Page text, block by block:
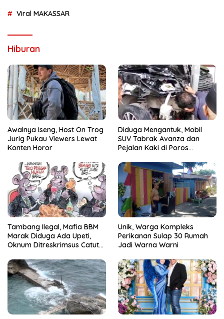
Viral MAKASSAR
Hiburan
Awalnya Iseng, Host On Trog
Jurig Pukau Viewers Lewat
Konten Horor
Diduga Mengantuk, Mobil
SUV Tabrak Avanza dan
Pejalan Kaki di Poros
Tambang Ilegal, Mafia BBM
Marak Diduga Ada Upeti,
Oknum Ditreskrimsus Catut
Unik, Warga Kompleks
Perikanan Sulap 30 Rumah
Jadi Warna Warni